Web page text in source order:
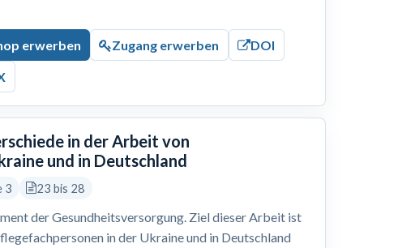
erwerben Zugang erwerben DOI
in der Arbeit von
und in Deutschland
3 23 bis 28
der Gesundheitsversorgung. Ziel dieser Arbeit ist
in der Ukraine und in Deutschland